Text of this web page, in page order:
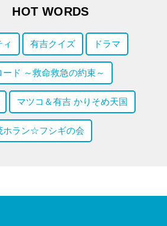
HOT WORDS
有吉クイズ ドラマ
ード ～救命救急の約束～
マツコ＆有吉 かりそめ天国
ホラン☆フシギの会